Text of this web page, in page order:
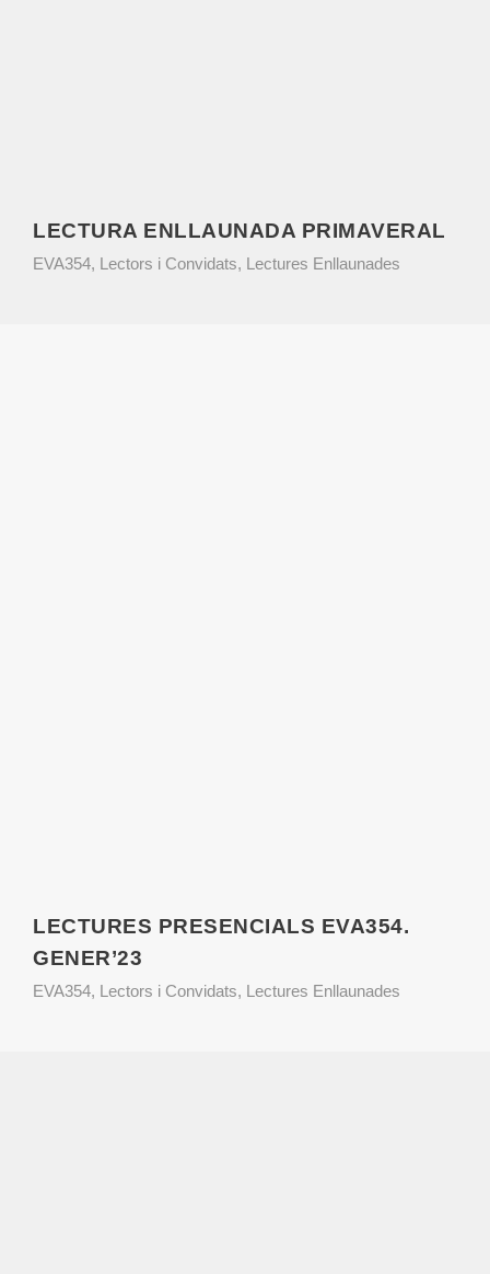
LECTURA ENLLAUNADA PRIMAVERAL
EVA354, Lectors i Convidats, Lectures Enllaunades
LECTURES PRESENCIALS EVA354.
GENER’23
EVA354, Lectors i Convidats, Lectures Enllaunades